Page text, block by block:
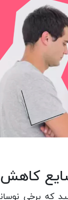
کاهش
که برخی